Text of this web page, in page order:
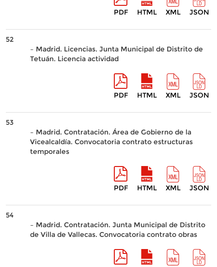
PDF HTML XML JSON
52
– Madrid. Licencias. Junta Municipal de Distrito de
Tetuán. Licencia actividad
PDF HTML XML JSON
53
– Madrid. Contratación. Área de Gobierno de la
Vicealcaldía. Convocatoria contrato estructuras
temporales
PDF HTML XML JSON
54
– Madrid. Contratación. Junta Municipal de Distrito
de Villa de Vallecas. Convocatoria contrato obras